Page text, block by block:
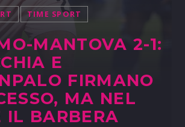
TIME SPORT
MANTOVA 2-1:
E
FIRMANO
MA NEL
IL BARBERA